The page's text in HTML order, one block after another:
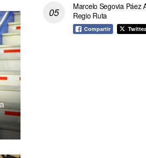
Marcelo Segovia Páez
Regio Ruta
Compartir